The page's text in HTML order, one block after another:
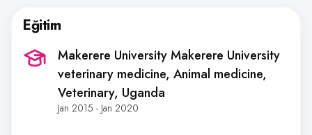
Eğitim
Makerere University Makerere University
veterinary medicine, Animal medicine,
Veterinary, Uganda
Jan 2015 - Jan 2020